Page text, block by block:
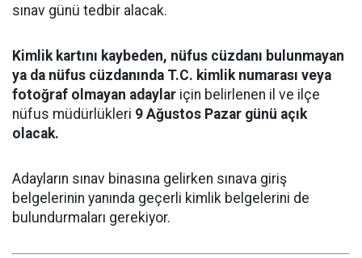
sınav günü tedbir alacak.
Kimlik kartını kaybeden, nüfus cüzdanı bulunmayan
ya da nüfus cüzdanında T.C. kimlik numarası veya
fotoğraf olmayan adaylar için belirlenen il ve ilçe
nüfus müdürlükleri 9 Ağustos Pazar günü açık
olacak.
Adayların sınav binasına gelirken sınava giriş
belgelerinin yanında geçerli kimlik belgelerini de
bulundurmaları gerekiyor.